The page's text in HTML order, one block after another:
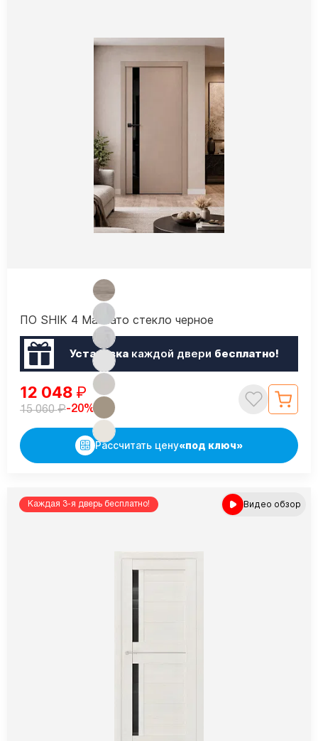
ПО SHIK 4 Макиато стекло черное
Установкакаждой двери бесплатно!
12 048 ₽
15 060₽-20%
Рассчитать цену«под ключ»
Каждая 3-я дверь бесплатно! Видео обзор